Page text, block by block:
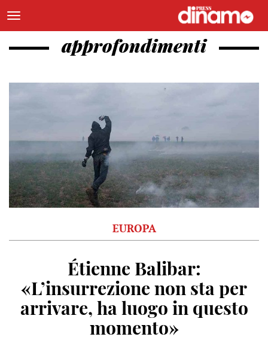
approfondimenti
EUROPA
Étienne Balibar:
«L’insurrezione non sta per
arrivare, ha luogo in questo
momento»